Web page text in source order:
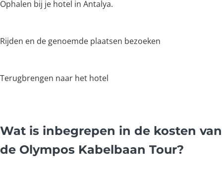
Ophalen bij je hotel in Antalya.
Rijden en de genoemde plaatsen bezoeken
Terugbrengen naar het hotel
Wat is inbegrepen in de kosten van
de Olympos Kabelbaan Tour?